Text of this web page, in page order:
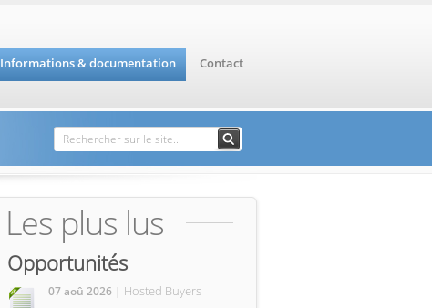
Informations & documentation Contact
Formulaire de
recherche
Rechercher
Les plus lus
Opportunités
07 aoû 2026 | Hosted Buyers